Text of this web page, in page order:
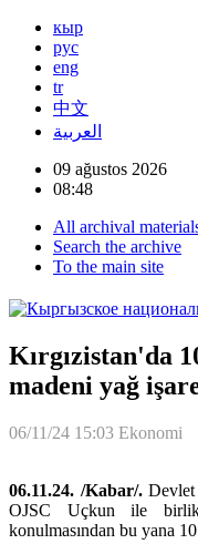
кыр
рус
eng
tr
中文
العربية
09 ağustos 2026
08:48
All archival
Search the archive
To the main site
Kırgızistan'da
madeni yağ
06/11/24 15:03 Ekonomi
06.11.24. /Kabar/.Devlet
OJSC Uçkun ile
konulmasından bu yana